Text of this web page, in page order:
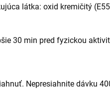
látka: oxid kremičitý
30 min pred fyzickou
Nepresiahnite dávku